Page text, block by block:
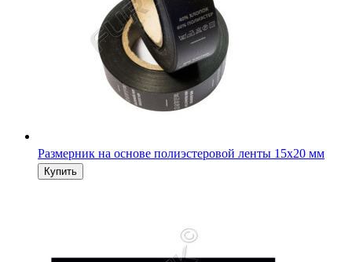
Размерник на основе полиэстеровой ленты 15х20 мм